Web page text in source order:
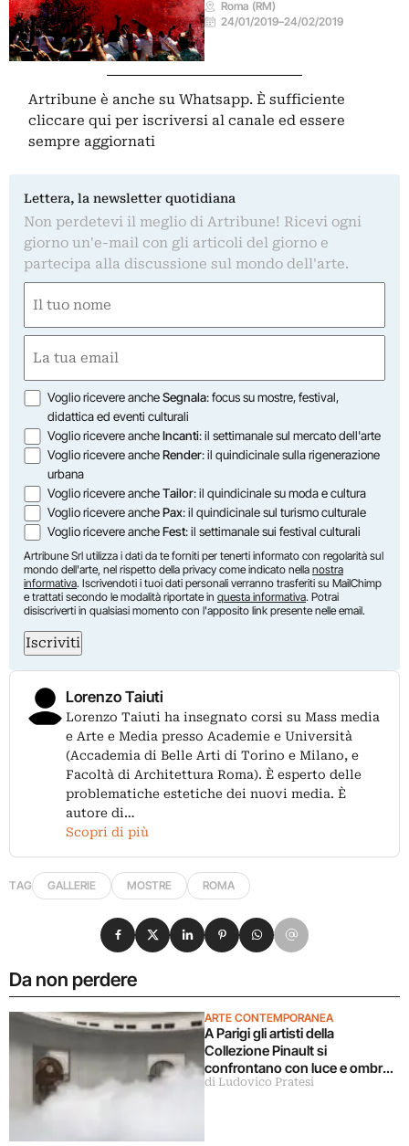
Roma (RM)
24/01/2019–24/02/2019
Artribune è anche su Whatsapp. È sufficiente
cliccare qui per iscriversi al canale ed essere
sempre aggiornati
Lettera, la newsletter quotidiana
Non perdetevi il meglio di Artribune! Ricevi ogni
giorno un'e-mail con gli articoli del giorno e
partecipa alla discussione sul mondo dell'arte.
(Required)
First
(Required)
Opzioni
Voglio ricevere ancheSegnala: focus su mostre, festival,
didattica ed eventi culturali
Voglio ricevere ancheIncanti: il settimanale sul mercato dell'arte
Voglio ricevere ancheRender: il quindicinale sulla rigenerazione
urbana
Voglio ricevere ancheTailor: il quindicinale su moda e cultura
Voglio ricevere anchePax: il quindicinale sul turismo culturale
Voglio ricevere ancheFest: il settimanale sui festival culturali
Artribune Srl utilizza i dati da te forniti per tenerti informato con regolarità sul
mondo dell'arte, nel rispetto della privacy come indicato nella nostra
informativa. Iscrivendoti i tuoi dati personali verranno trasferiti su MailChimp
e trattati secondo le modalità riportate in questa informativa. Potrai
disiscriverti in qualsiasi momento con l'apposito link presente nelle email.
Iscriviti
Lorenzo Taiuti
Lorenzo Taiuti ha insegnato corsi su Mass media
e Arte e Media presso Academie e Università
(Accademia di Belle Arti di Torino e Milano, e
Facoltà di Architettura Roma). È esperto delle
problematiche estetiche dei nuovi media. È
autore di…
Scopri di più
TAG GALLERIE MOSTRE ROMA
Da non perdere
ARTE CONTEMPORANEA
A Parigi gli artisti della
Collezione Pinault si
confrontano con luce e ombra
in una grande mostra
di Ludovico Pratesi
Condividi su Facebook
Condividi su X
Condividi su LinkedIn
Condividi su Pinterest
Condividi su WhatsApp
Condividi su Email